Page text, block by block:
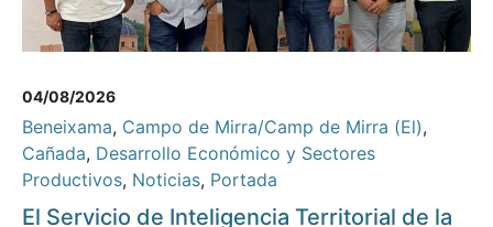
04/08/2026
Beneixama, Campo de Mirra/Camp de Mirra (El),
Cañada, Desarrollo Económico y Sectores
Productivos, Noticias, Portada
El Servicio de Inteligencia Territorial de la